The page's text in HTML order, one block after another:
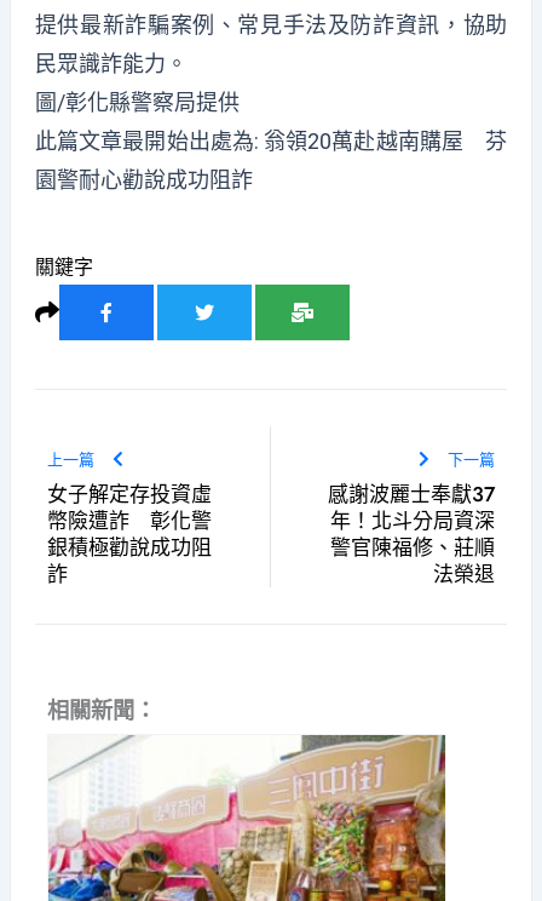
提供最新詐騙案例、常見手法及防詐資訊，協助
民眾識詐能力。
圖/彰化縣警察局提供
此篇文章最開始出處為: 翁領20萬赴越南購屋 芬
園警耐心勸說成功阻詐
關鍵字
上一篇
女子解定存投資虛
幣險遭詐 彰化警
銀積極勸說成功阻
詐
下一篇
感謝波麗士奉獻37
年！北斗分局資深
警官陳福修、莊順
法榮退
相關新聞：